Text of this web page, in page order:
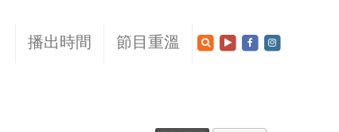
播出時間 節目重溫